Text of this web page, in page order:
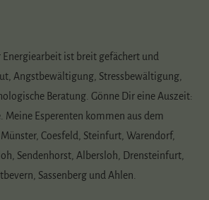
Energiearbeit ist breit gefächert und
Angstbewältigung, Stressbewältigung,
Beratung. Gönne Dir eine Auszeit:
Meine Esperenten kommen aus dem
Coesfeld, Steinfurt, Warendorf,
Sendenhorst, Albersloh, Drensteinfurt,
Sassenberg und Ahlen.